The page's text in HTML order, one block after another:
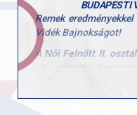
BUDAPESTI
Remek
Vidék Bajnokságot!
A Női Felnőtt II.
„A” csapata
Csapatbajnok (GYAC